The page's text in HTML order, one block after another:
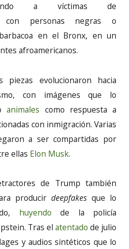
a víctimas de
con personas negras o
en el Bronx, en un
afroamericanos.
evolucionaron hacia
con imágenes que lo
animales como respuesta a
con inmigración. Varias
a ser compartidas por
ellas Elon Musk.
de Trump también
producir deepfakes que lo
huyendo de la policía
Tras el atentado de julio
y audios sintéticos que lo